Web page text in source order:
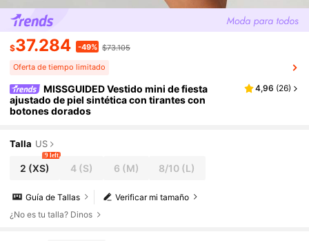
$37.284 -49% $73.105
Oferta de tiempo limitado
MISSGUIDED Vestido mini de fiesta
ajustado de piel sintética con tirantes con
botones dorados
4,96 (26)
Talla US
2 (XS)
9 left
4(S) 6 (M) 8/10 (L)
Verificar mi tamaño
Guía de Tallas
¿No es tu talla? Dinos